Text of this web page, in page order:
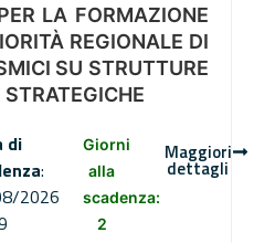
LA FORMAZIONE
REGIONALE DI
SU STRUTTURE
di
:
2026
Giorni
alla
scadenza:
2
Maggiori
dettagli